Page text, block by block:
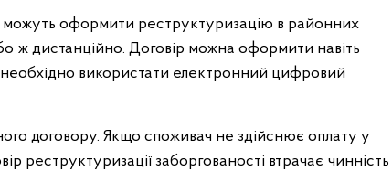
оформити реструктуризацію в районних
ж дистанційно. Договір можна оформити навіть
використати електронний цифровий
договору. Якщо споживач не здійснює оплату у
реструктуризації заборгованості втрачає чинність